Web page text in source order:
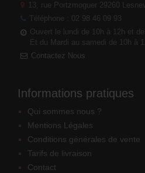
13, rue Portzmoguer 29260
Téléphone : 02 98 46 09 93
Ouvert le lundi de 10h à 12h et
Et du Mardi au samedi de 10h à
Contactez Nous
Informations pratiques
Qui sommes nous ?
Mentions Légales
Conditions générales de vente
Tarifs de livraison
Contact